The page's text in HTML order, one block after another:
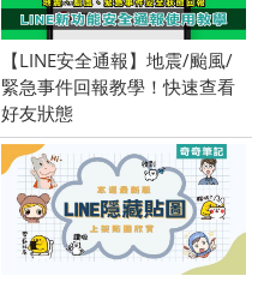
【LINE安全通報】地震/颱風/
緊急事件回報教學！快速查看
好友狀態